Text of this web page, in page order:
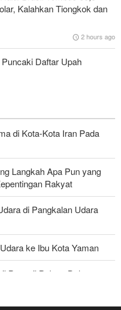
di Bab Al-Mandab dengan
Kalahkan Tiongkok dan
2 hours ago
Daftar Upah
di Kota-Kota Iran Pada
Langkah Apa Pun yang
Rakyat
di Pangkalan Udara
ke Ibu Kota Yaman
Pulang Dubes